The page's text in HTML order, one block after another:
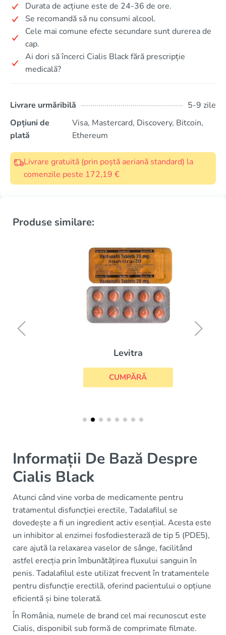
Durata de acțiune este de 24-36 de ore.
Se recomandă să nu consumi alcool.
Cele mai comune efecte secundare sunt durerea de
cap.
Ai dori să încerci Cialis Black fără prescripție
medicală?
Livrare urmăribilă
5-9 zile
Opțiuni de
plată
Visa, Mastercard, Discovery, Bitcoin,
Ethereum
Livrare gratuită (prin poștă aeriană standard) la
comenzile peste 172,19 €
Produse similare:
Levitra
CUMPĂRĂ
Informații De Bază Despre
Cialis Black
Atunci când vine vorba de medicamente pentru
tratamentul disfuncției erectile, Tadalafilul se
dovedește a fi un ingredient activ esențial. Acesta este
un inhibitor al enzimei fosfodiesterază de tip 5 (PDE5),
care ajută la relaxarea vaselor de sânge, facilitând
astfel erecția prin îmbunătățirea fluxului sanguin în
penis. Tadalafilul este utilizat frecvent în tratamentele
pentru disfuncție erectilă, oferind pacientului o opțiune
eficientă și bine tolerată.
În România, numele de brand cel mai recunoscut este
Cialis, disponibil sub formă de comprimate filmate.